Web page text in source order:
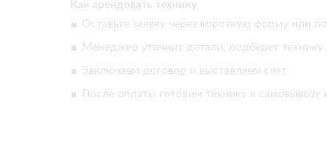
Как арендовать технику
Оставьте заявку через короткую форму или
Менеджер уточнит детали, подберет
Заключаем договор и выставляем счет
После оплаты готовим технику к